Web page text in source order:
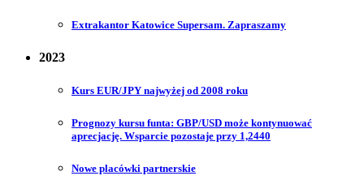
Extrakantor Katowice Supersam. Zapraszamy
2023
Kurs EUR/JPY najwyżej od 2008 roku
Prognozy kursu funta: GBP/USD może kontynuować
aprecjację. Wsparcie pozostaje przy 1,2440
Nowe placówki partnerskie